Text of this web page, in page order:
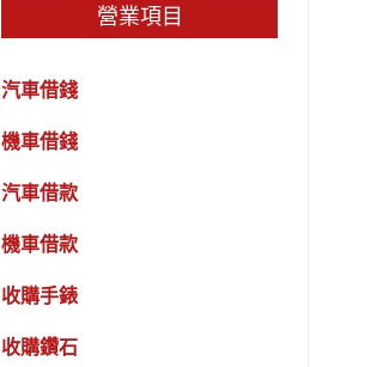
營業項目
汽車借錢
機車借錢
汽車借款
機車借款
收購手錶
收購鑽石